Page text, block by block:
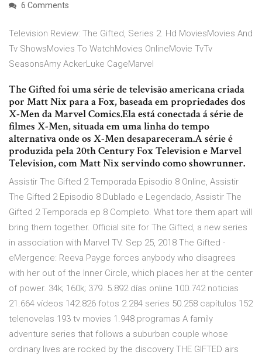
6 Comments
Television Review: The Gifted, Series 2. Hd MoviesMovies And
Tv ShowsMovies To WatchMovies OnlineMovie TvTv
SeasonsAmy AckerLuke CageMarvel
The Gifted foi uma série de televisão americana criada
por Matt Nix para a Fox, baseada em propriedades dos
X-Men da Marvel Comics.Ela está conectada á série de
filmes X-Men, situada em uma linha do tempo
alternativa onde os X-Men desapareceram.A série é
produzida pela 20th Century Fox Television e Marvel
Television, com Matt Nix servindo como showrunner.
Assistir The Gifted 2 Temporada Episodio 8 Online, Assistir
The Gifted 2 Episodio 8 Dublado e Legendado, Assistir The
Gifted 2 Temporada ep 8 Completo. What tore them apart will
bring them together. Official site for The Gifted, a new series
in association with Marvel TV. Sep 25, 2018 The Gifted -
eMergence: Reeva Payge forces anybody who disagrees
with her out of the Inner Circle, which places her at the center
of power. 34k; 160k; 379. 5.892 días online 100.742 noticias
21.664 vídeos 142.826 fotos 2.284 series 50.258 capítulos 152
telenovelas 193 tv movies 1.948 programas A family
adventure series that follows a suburban couple whose
ordinary lives are rocked by the discovery THE GIFTED airs